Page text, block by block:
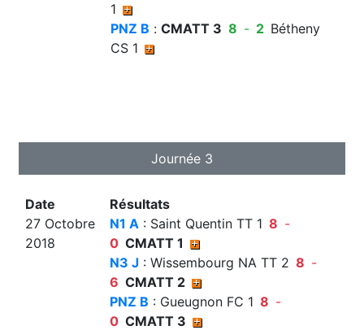
1
PNZ B : CMATT 3 8 - 2 Bétheny
CS 1
Journée 3
Date
27 Octobre
2018
Résultats
N1 A : Saint Quentin TT 1 8 -
0 CMATT 1
N3 J : Wissembourg NA TT 2 8 -
6 CMATT 2
PNZ B : Gueugnon FC 1 8 -
0 CMATT 3